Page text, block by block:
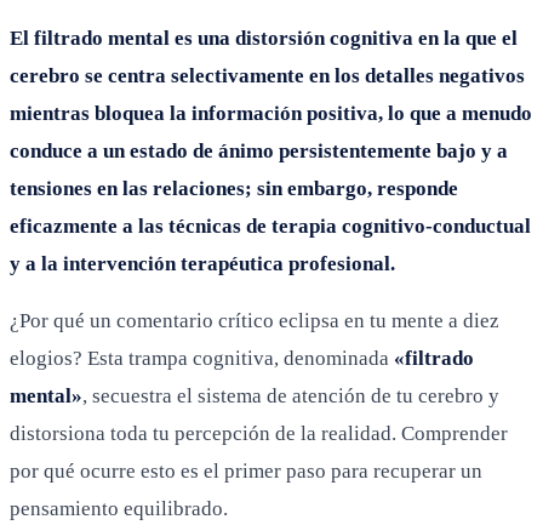
El filtrado mental es una distorsión cognitiva en la que el
cerebro se centra selectivamente en los detalles negativos
mientras bloquea la información positiva, lo que a menudo
conduce a un estado de ánimo persistentemente bajo y a
tensiones en las relaciones; sin embargo, responde
eficazmente a las técnicas de terapia cognitivo-conductual
y a la intervención terapéutica profesional.
¿Por qué un comentario crítico eclipsa en tu mente a diez
elogios? Esta trampa cognitiva, denominada «filtrado
mental», secuestra el sistema de atención de tu cerebro y
distorsiona toda tu percepción de la realidad. Comprender
por qué ocurre esto es el primer paso para recuperar un
pensamiento equilibrado.